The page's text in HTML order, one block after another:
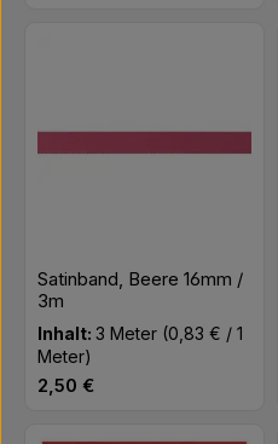
Satinband, Beere 16mm /
3m
Inhalt:3 Meter (0,83 € / 1
Meter)
Regulärer Preis:
2,50 €